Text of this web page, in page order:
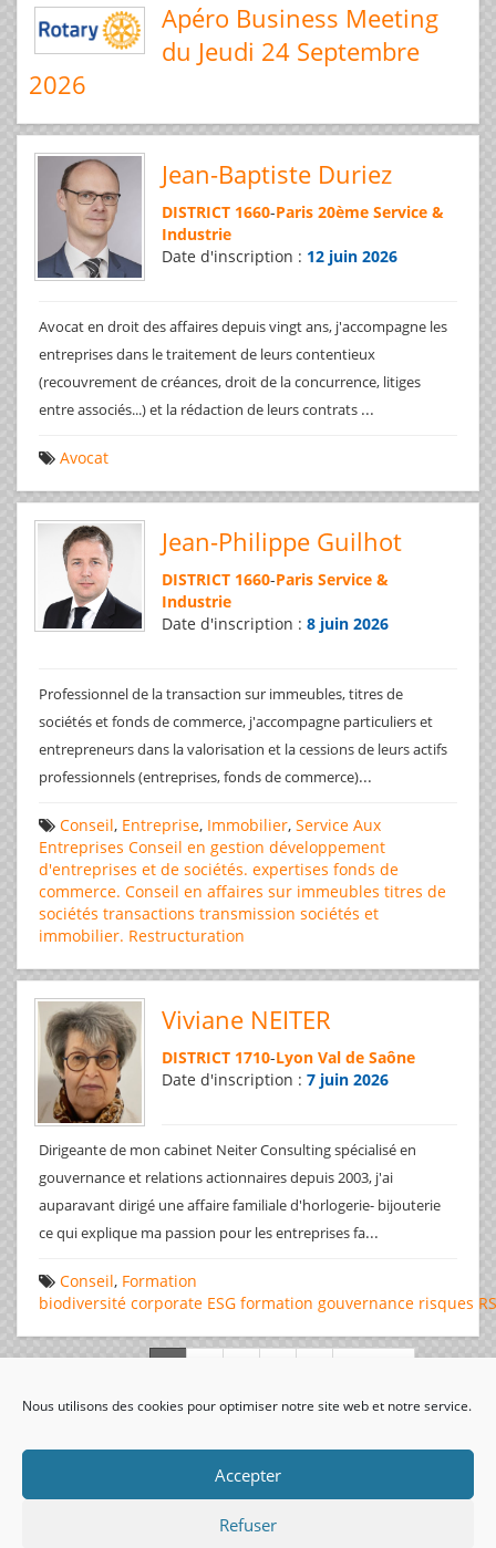
Nous utilisons des cookies pour optimiser notre site web et notre service.
Accepter
Refuser
Apéro Business Meeting
du Jeudi 24 Septembre
2026
Jean-Baptiste Duriez
DISTRICT 1660-Paris 20ème Service &
Industrie
Date d'inscription : 12 juin 2026
Avocat en droit des affaires depuis vingt ans, j'accompagne les
entreprises dans le traitement de leurs contentieux
(recouvrement de créances, droit de la concurrence, litiges
entre associés...) et la rédaction de leurs contrats ...
Avocat
Jean-Philippe Guilhot
DISTRICT 1660-Paris Service &
Industrie
Date d'inscription : 8 juin 2026
Professionnel de la transaction sur immeubles, titres de
sociétés et fonds de commerce, j'accompagne particuliers et
entrepreneurs dans la valorisation et la cessions de leurs actifs
professionnels (entreprises, fonds de commerce)...
Conseil, Entreprise, Immobilier, Service Aux
Entreprises Conseil en gestion développement
d'entreprises et de sociétés. expertises fonds de
commerce. Conseil en affaires sur immeubles titres de
sociétés transactions transmission sociétés et
immobilier. Restructuration
Viviane NEITER
DISTRICT 1710-Lyon Val de Saône
Date d'inscription : 7 juin 2026
Dirigeante de mon cabinet Neiter Consulting spécialisé en
gouvernance et relations actionnaires depuis 2003, j'ai
auparavant dirigé une affaire familiale d'horlogerie- bijouterie
ce qui explique ma passion pour les entreprises fa...
Conseil, Formation
biodiversité corporate ESG formation gouvernance risques
visiteurs uniques: